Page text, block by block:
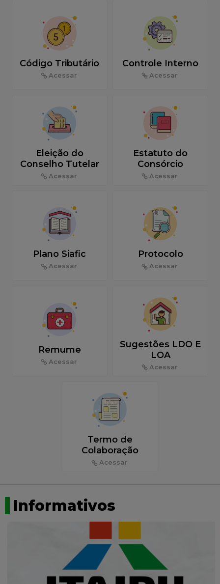
Código Tributário
Acessar
Controle Interno
Acessar
Eleição do
Conselho Tutelar
Acessar
Estatuto do
Consórcio
Acessar
Plano Siafic
Acessar
Protocolo
Acessar
Remume
Acessar
Sugestões LDO E
LOA
Acessar
Termo de
Colaboração
Acessar
Informativos